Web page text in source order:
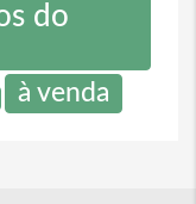
do
à venda